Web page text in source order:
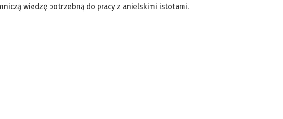
wiedzę potrzebną do pracy z anielskimi istotami.